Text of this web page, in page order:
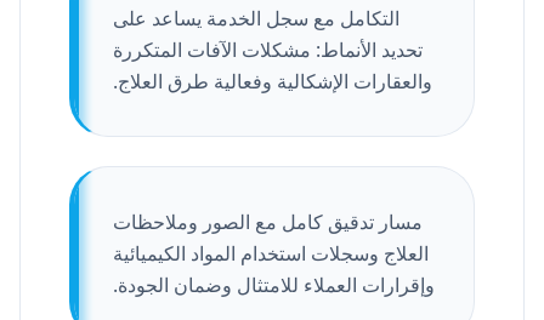
التكامل مع سجل الخدمة يساعد على
تحديد الأنماط: مشكلات الآفات المتكررة
والعقارات الإشكالية وفعالية طرق العلاج.
مسار تدقيق كامل مع الصور وملاحظات
العلاج وسجلات استخدام المواد الكيميائية
وإقرارات العملاء للامتثال وضمان الجودة.